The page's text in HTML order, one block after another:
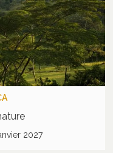
2027